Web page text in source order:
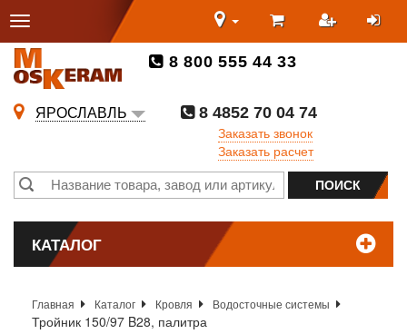
8 800 555 44 33
ЯРОСЛАВЛЬ
8 4852 70 04 74
Заказать звонок
Заказать расчет
КАТАЛОГ
Главная Каталог Кровля Водосточные системы
Тройник 150/97 B28, палитра